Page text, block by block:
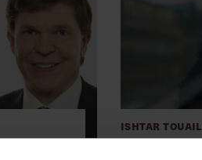
Ishtar
Ishtar